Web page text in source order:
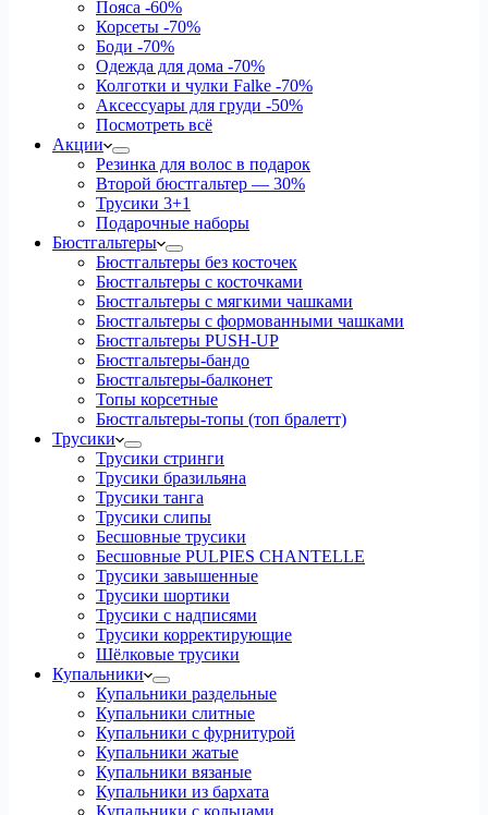
Пояса -60%
Корсеты -70%
Боди -70%
Одежда для дома -70%
Колготки и чулки Falke -70%
Аксессуары для груди -50%
Посмотреть всё
Акции
Резинка для волос в подарок
Второй бюстгальтер — 30%
Трусики 3+1
Подарочные наборы
Бюстгальтеры
Бюстгальтеры без косточек
Бюстгальтеры с косточками
Бюстгальтеры с мягкими чашками
Бюстгальтеры с формованными чашками
Бюстгальтеры PUSH-UP
Бюстгальтеры-бандо
Бюстгальтеры-балконет
Топы корсетные
Бюстгальтеры-топы (топ бралетт)
Трусики
Трусики стринги
Трусики бразильяна
Трусики танга
Трусики слипы
Бесшовные трусики
Бесшовные PULPIES CHANTELLE
Трусики завышенные
Трусики шортики
Трусики с надписями
Трусики корректирующие
Шёлковые трусики
Купальники
Купальники раздельные
Купальники слитные
Купальники с фурнитурой
Купальники жатые
Купальники вязаные
Купальники из бархата
Купальники с кольцами